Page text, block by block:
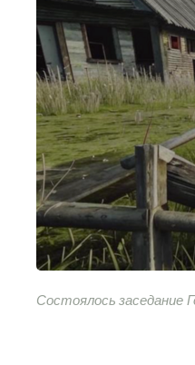
Состоялось заседание